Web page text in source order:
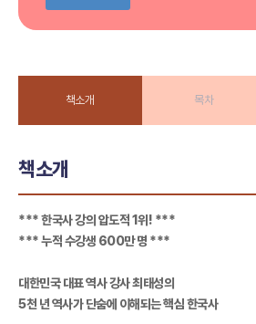
책소개 목차
책소개
*** 한국사 강의 압도적 1위! ***
*** 누적 수강생 600만 명 ***
대한민국 대표 역사 강사 최태성의
5천 년 역사가 단숨에 이해되는 핵심 한국사